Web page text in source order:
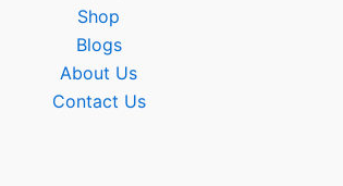
Shop
Blogs
About Us
Contact Us